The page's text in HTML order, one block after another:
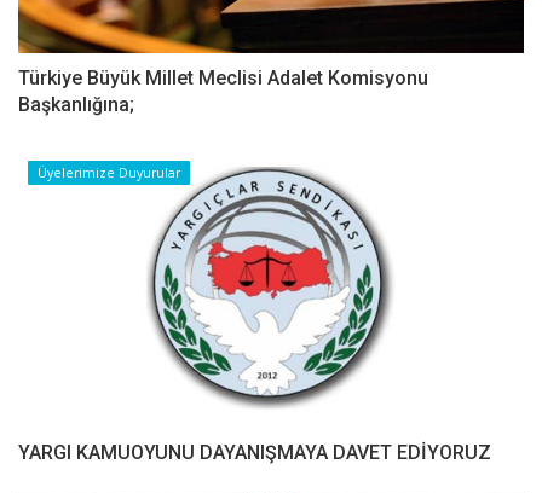
Türkiye Büyük Millet Meclisi Adalet Komisyonu
Başkanlığına;
Üyelerimize Duyurular
YARGI KAMUOYUNU DAYANIŞMAYA DAVET EDİYORUZ